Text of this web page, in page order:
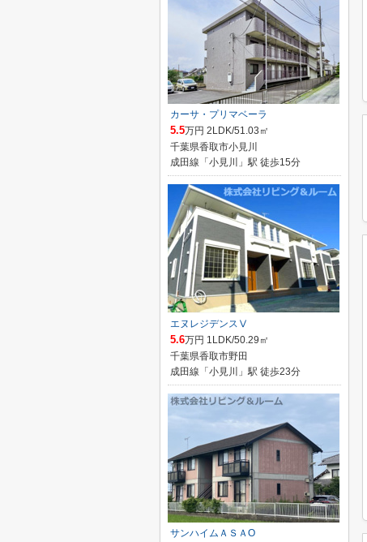
カーサ・プリマベーラ
5.5万円 2LDK/51.03㎡
千葉県香取市小見川
成田線「小見川」駅 徒歩15分
エヌレジデンスⅤ
5.6万円 1LDK/50.29㎡
千葉県香取市野田
成田線「小見川」駅 徒歩23分
サンハイムＡＳＡO